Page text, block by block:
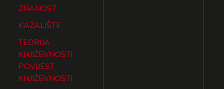
ZNANOST
KAZALIŠTE
TEORIJA
KNJIŽEVNOSTI,
POVIJEST
KNJIŽEVNOSTI